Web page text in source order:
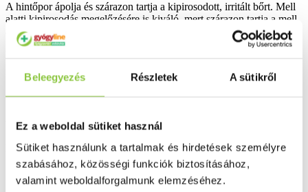
Beleegyezés Részletek A sütikről
Ez a weboldal sütiket használ
Sütiket használunk a tartalmak és hirdetések személyre
szabásához, közösségi funkciók biztosításához,
valamint weboldalforgalmunk elemzéséhez.
A hintőpor ápolja és szárazon tartja a kipirosodott, irritált bőrt. Mell
alatti kipirosodás megelőzésére is kiváló, mert szárazon tartja a mell
alatti bőrt.
Ingyenes szállítás 18 000 Ft felett
Valós gyógyszertári háttér
Folyamatos akciók
Ezek is érdekelhetik Önt